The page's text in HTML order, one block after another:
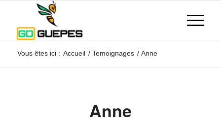
Vous êtes ici : Accueil / Temoignages / Anne
Anne